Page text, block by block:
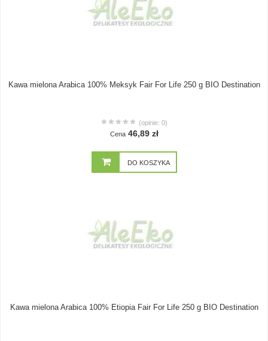
Kawa mielona Arabica 100% Meksyk Fair For Life 250 g BIO Destination
(opinie: 0)
Cena 46,89 zł
DO KOSZYKA
Kawa mielona Arabica 100% Etiopia Fair For Life 250 g BIO Destination